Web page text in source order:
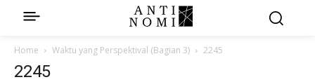
Home Waktu yang Perspektival (Bagian 3) 2245
2245